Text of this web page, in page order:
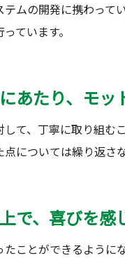
ムの開発に携わって
ています。
あたり、モッ
て、丁寧に取り組む
点については繰り返さ
で、喜びを感
ことができるように